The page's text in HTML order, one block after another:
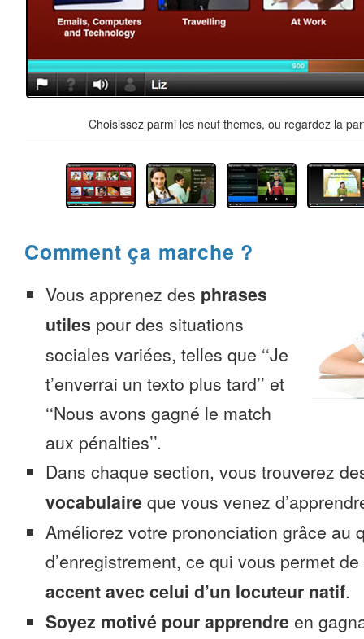
Choisissez parmi les neuf thèmes, ou regardez la
Comment ça marche ?
Vous apprenez des phrases
utiles pour des situations
sociales variées, telles que ‘‘Je
t’enverrai un texto plus tard’’ et
‘‘Nous avons gagné le match
aux pénalties’’.
Dans chaque section, vous trouverez
vocabulaire que vous venez
Améliorez votre prononciation grâce au
d’enregistrement, ce qui vous permet de
accent avec celui d’un locuteur natif.
Soyez motivé pour apprendre en